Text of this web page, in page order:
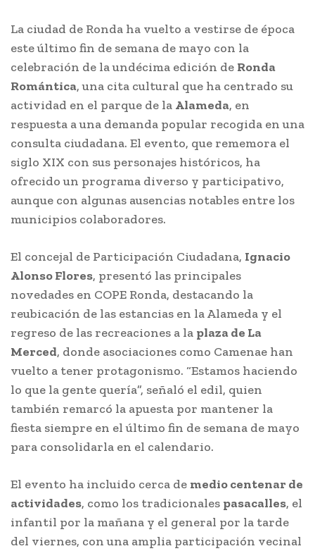
La ciudad de Ronda ha vuelto a vestirse de época
este último fin de semana de mayo con la
celebración de la undécima edición de Ronda
Romántica, una cita cultural que ha centrado su
actividad en el parque de la Alameda, en
respuesta a una demanda popular recogida en una
consulta ciudadana. El evento, que rememora el
siglo XIX con sus personajes históricos, ha
ofrecido un programa diverso y participativo,
aunque con algunas ausencias notables entre los
municipios colaboradores.
El concejal de Participación Ciudadana, Ignacio
Alonso Flores, presentó las principales
novedades en COPE Ronda, destacando la
reubicación de las estancias en la Alameda y el
regreso de las recreaciones a la plaza de La
Merced, donde asociaciones como Camenae han
vuelto a tener protagonismo. “Estamos haciendo
lo que la gente quería”, señaló el edil, quien
también remarcó la apuesta por mantener la
fiesta siempre en el último fin de semana de mayo
para consolidarla en el calendario.
El evento ha incluido cerca de medio centenar de
actividades, como los tradicionales pasacalles, el
infantil por la mañana y el general por la tarde
del viernes, con una amplia participación vecinal